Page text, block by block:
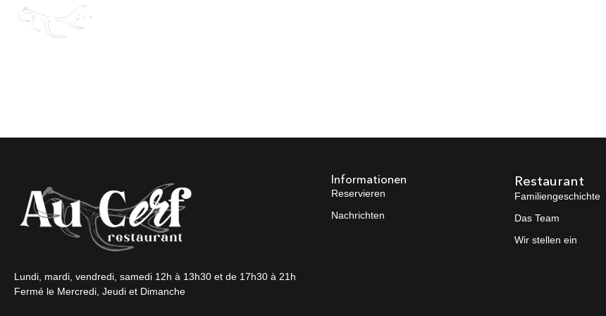
SAUCE VIERGE AUX POIVRONS,
Lundi, mardi, vendredi, samedi 12h à 13h30 et de 17h30 à 21h
Fermé le Mercredi, Jeudi et Dimanche
Informationen
Reservieren
Nachrichten
Restaurant
Familiengeschichte
Das Team
Wir stellen ein